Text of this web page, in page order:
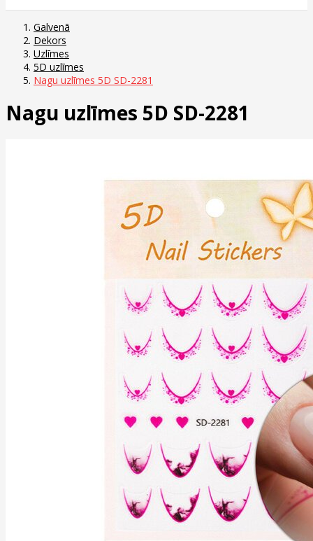
Galvenā
Dekors
Uzlīmes
5D uzlīmes
Nagu uzlīmes 5D SD-2281
Nagu uzlīmes 5D SD-2281